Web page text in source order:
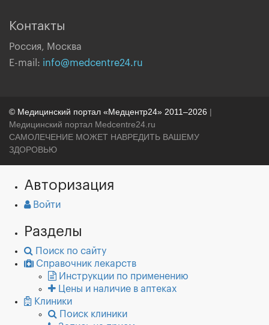
Контакты
Россия, Москва
E-mail: info@medcentre24.ru
© Медицинский портал «Медцентр24» 2011–2026 |
Медицинский портал Medcentre24.ru
САМОЛЕЧЕНИЕ МОЖЕТ НАВРЕДИТЬ ВАШЕМУ
ЗДОРОВЬЮ
Авторизация
Войти
Разделы
Поиск по сайту
Справочник лекарств
Инструкции по применению
Цены и наличие в аптеках
Клиники
Поиск клиники